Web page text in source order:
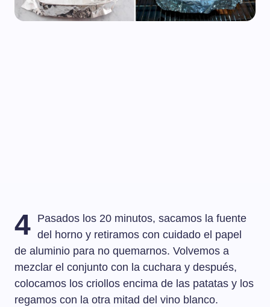
4 Pasados los 20 minutos, sacamos la fuente
del horno y retiramos con cuidado el papel
de aluminio para no quemarnos. Volvemos a
mezclar el conjunto con la cuchara y después,
colocamos los criollos encima de las patatas y los
regamos con la otra mitad del vino blanco.